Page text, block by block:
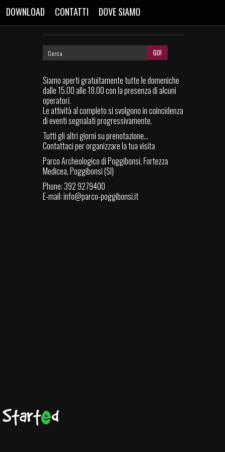
DOWNLOAD CONTATTI DOVE SIAMO
Siamo aperti gratuitamente tutte le domeniche
dalle 15.00 alle 18.00 con la presenza di alcuni
operatori.
Le attività al completo si svolgono in coincidenza
di eventi segnalati progressivamente.
Tutti gli altri giorni su prenotazione...
Contattaci per organizzare la tua visita
Parco Archeologico di Poggibonsi, Fortezza
Medicea, Poggibonsi (SI)
Phone: 392 9279400
E-mail:info@parco-poggibonsi.it